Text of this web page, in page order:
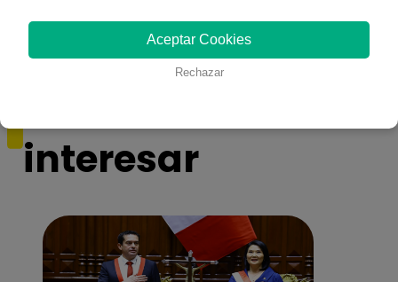
interesar
Aceptar Cookies
Rechazar